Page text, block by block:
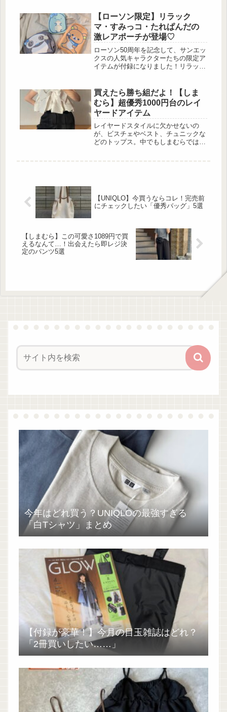
いぐるみ チンチラのぬいぐるみポー
チBOOK付録：チンチラのぬいぐるみ
ポーチ 出典:beautyまとめ ■吉徳の
ぬいぐるみ チンチラのぬいぐるみポ
ーチBOOK（宝島社）価格：3,289円
（税込）発売日：2025年11月8日
（土）■サイズ(約)：H16×W9×D12c...
【ローソン限定】リラック
マ・すみっコ・たれぱんだの
激レアポーチが登場♡
ローソン50周年を記念して、サンエッ
クスの人気キャラクターたちの限定ア
イテムが付録になりました！リラック
れローソンらしい青と白のストライプ
を身につけた、今しか手に入らない限
定デザインです♡詳しくご紹介してい
きます！LAWSON×San-X Characters
キャラポーチBOOK 出典:beautyまと
め 付録：キャラポーチリラックマver.
...
買えたら勝ち組だよ！【しま
むら】超優秀1000円台のレイ
ヤードアイテム
レイヤードスタイルに欠かせないの
が、ビスチェやベスト、チュニックな
どのトップス。中でもしまむらでは、
ずです！リボン×ビスチェで甘さをプ
ラス 出典:r_i_c_o_r_i様ご提供 出
【UNIQLO】今買うならコレ！完売前
にチェックしたい「優秀バッグ」5選
【しまむら】この可愛さ1089円で買
えるなんて…！出会えたら即レジ決
定のパンツ5選
今年はどれ買う？UNIQLOの最強すぎる
「白Tシャツ」まとめ
【付録が豪華！】今月の目玉雑誌はどれ？
「2冊買いしたい……」